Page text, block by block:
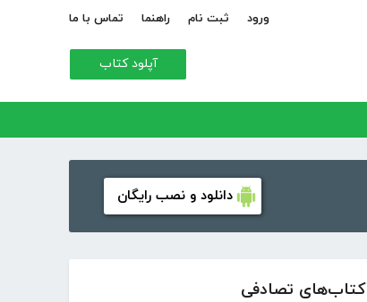
ورود ثبت نام راهنما تماس با ما
آپلود کتاب
دانلود و نصب رایگان
کتاب‌های تصادفی